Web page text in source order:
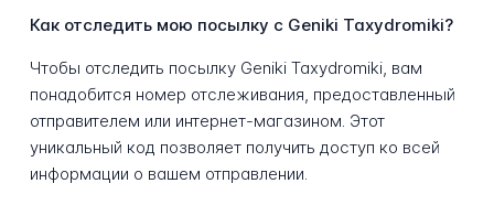
Как отследить мою посылку с Geniki Taxydromiki?
Чтобы отследить посылку Geniki Taxydromiki, вам
понадобится номер отслеживания, предоставленный
отправителем или интернет-магазином. Этот
уникальный код позволяет получить доступ ко всей
информации о вашем отправлении.